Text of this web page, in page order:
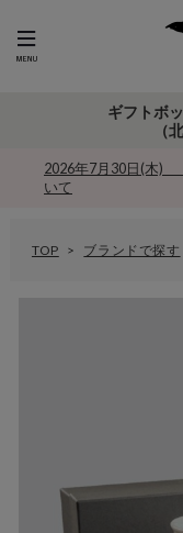
ギフトボ
（
2026年7月30日(木)
いて
TOP ブランドで探す